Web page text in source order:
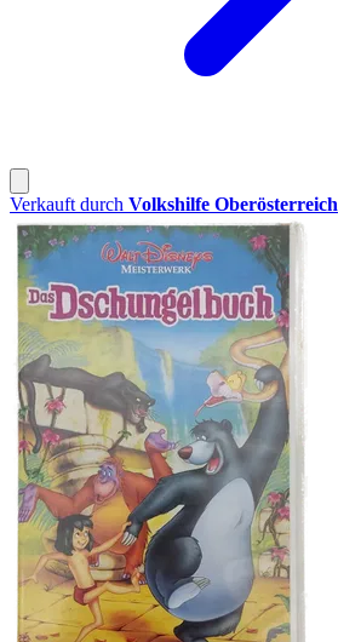
Verkauft durch Volkshilfe Oberösterreich